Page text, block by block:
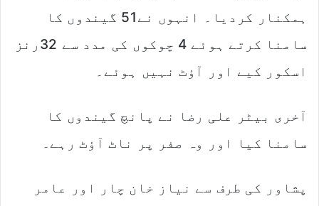
ہمکنار کردیا۔ انہوں نے51 گیندوں کا
سامنا کرتے ہوئے 4 چوکوں کی مدد سے 32رنز
اسکور کیے اور آؤٹ نہیں ہوئے۔
آخری بیٹر علی رضا نے پانچ گیندوں کا
سامنا کیا اور وہ صفر پر ناٹ آؤٹ رہے۔
پشاور کی طرف سے نیاز خان چار اور عامر